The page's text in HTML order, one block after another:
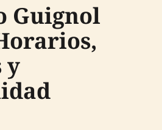
Guignol
y